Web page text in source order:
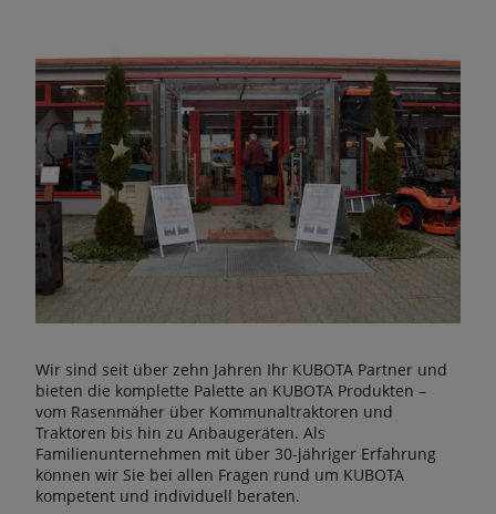
Wir sind seit über zehn Jahren Ihr KUBOTA Partner und
bieten die komplette Palette an KUBOTA Produkten –
vom Rasenmäher über Kommunaltraktoren und
Traktoren bis hin zu Anbaugeräten. Als
Familienunternehmen mit über 30-jähriger Erfahrung
können wir Sie bei allen Fragen rund um KUBOTA
kompetent und individuell beraten.